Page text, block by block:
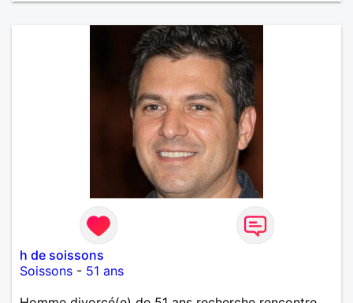
h de soissons
Soissons - 51 ans